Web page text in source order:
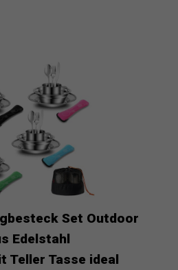
Set Outdoor
Edelstahl
Teller Tasse ideal